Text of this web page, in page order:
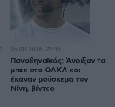
1
Παναθηναϊκός: Άνοιξαν τα
μπεκ στο ΟΑΚΑ και
έκαναν μούσκεμα τον
Νίνη, βίντεο
05.08.2026, 22:46